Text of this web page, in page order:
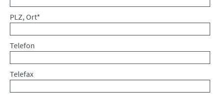
Pflichtfeld
PLZ, Ort*
Telefon
Telefax